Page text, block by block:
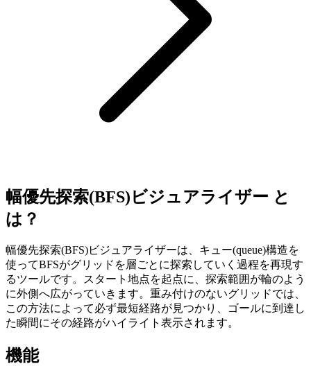
幅優先探索(BFS)ビジュアライザー と
は？
幅優先探索(BFS)ビジュアライザーは、キュー(queue)構造を
使ってBFSがグリッドを層ごとに探索していく過程を再現す
るツールです。スタート地点を起点に、探索範囲が輪のよう
に外側へ広がっていきます。重み付けのないグリッドでは、
この方法によって必ず最短経路が見つかり、ゴールに到達し
た瞬間にその経路がハイライト表示されます。
機能